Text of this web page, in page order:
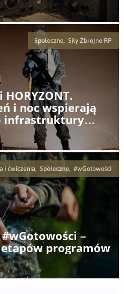
Społeczne, Siły Zbrojne RP
i noc wspierają
infrastruktury
i ćwiczenia, Społeczne, #wGotowości
–
programów